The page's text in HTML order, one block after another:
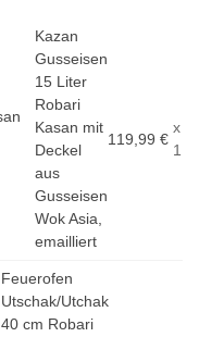
Kazan
Gusseisen
15 Liter
Robari
Kasan mit
Deckel
aus
Gusseisen
Wok Asia,
emailliert
119,99 €
x
1
Feuerofen
Utschak/Utchak
40 cm Robari